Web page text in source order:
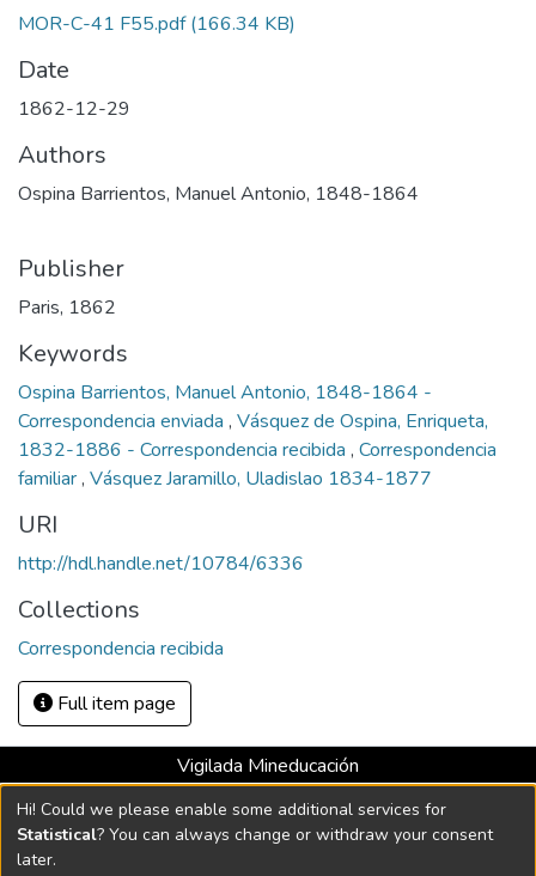
MOR-C-41 F55.pdf(166.34 KB)
Date
1862-12-29
Authors
Ospina Barrientos, Manuel Antonio, 1848-1864
Publisher
Paris, 1862
Keywords
Ospina Barrientos, Manuel Antonio, 1848-1864 -
Correspondencia enviada , Vásquez de Ospina, Enriqueta,
1832-1886 - Correspondencia recibida , Correspondencia
familiar, Vásquez Jaramillo, Uladislao 1834-1877
URI
http://hdl.handle.net/10784/6336
Collections
Correspondencia recibida
Full item page
Vigilada Mineducación
Universidad con Acreditación Institucional hasta 2026 -
Resolución MEN 2158 de 2018
Hi! Could we please enable some additional services for
Statistical? You can always change or withdraw your consent
later.